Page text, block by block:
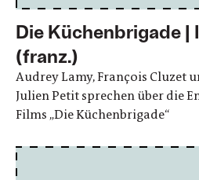
Die Küchenbrigade |
(franz.)
Audrey Lamy, François Cluzet
Julien Petit sprechen über die
Films „Die Küchenbrigade“